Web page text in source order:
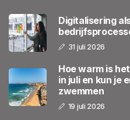
Digitalisering
31 juli 2026
Hoe warm is
in juli en kun je
zwemmen
19 juli 2026